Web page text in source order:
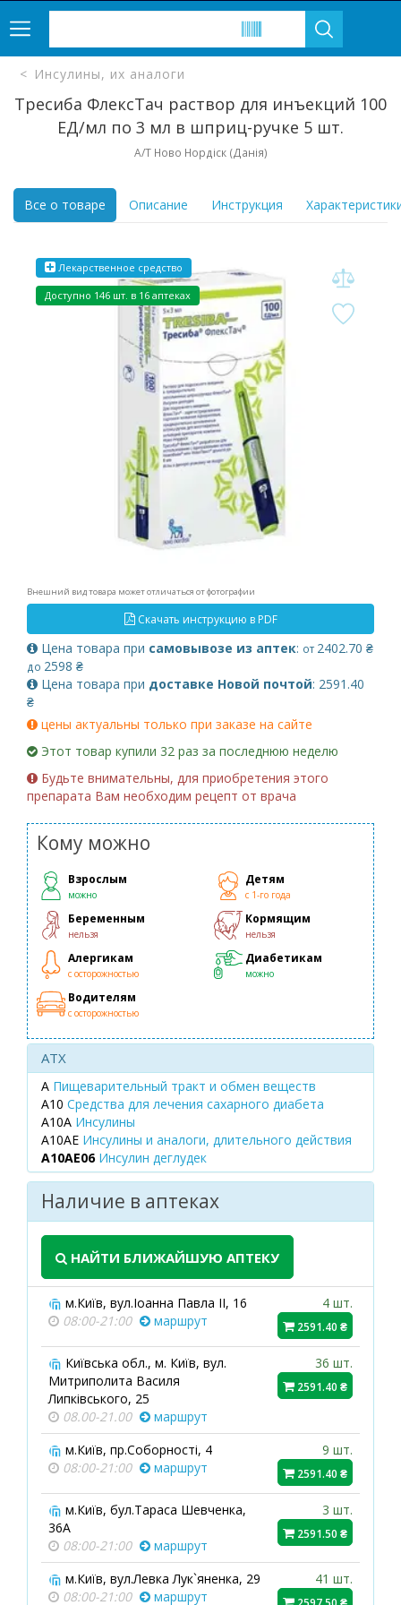
Инсулины, их аналоги
Тресиба ФлексТач раствор для инъекций 100
ЕД/мл по 3 мл в шприц-ручке 5 шт.
А/Т Ново Нордіск (Данія)
Все о товаре Описание Инструкция
Лекарственное средство
Доступно 146 шт. в 16 аптеках
Внешний вид товара может отличаться от фотографии
Скачать инструкцию в PDF
Цена товара при самовывозе из аптек: от 2402.70 ₴
до 2598 ₴
Цена товара при доставке Новой почтой: 2591.40
₴
цены актуальны только при заказе на сайте
Этот товар купили 32 раз за последнюю неделю
Будьте внимательны, для приобретения этого
препарата Вам необходим рецепт от врача
Кому можно
Взрослым
можно
Детям
с 1-го года
Беременным
нельзя
Кормящим
нельзя
Алергикам
с осторожностью
Диабетикам
можно
Водителям
с осторожностью
ATX
A Пищеварительный тракт и обмен веществ
A10 Средства для лечения сахарного диабета
A10A Инсулины
A10AE Инсулины и аналоги, длительного действия
A10AE06 Инсулин деглудек
Наличие в аптеках
НАЙТИ БЛИЖАЙШУЮ АПТЕКУ
м.Київ, вул.Іоанна Павла ІІ, 16
08:00-21:00
маршрут
4 шт.
2591.40 ₴
Київська обл., м. Київ, вул.
Митриполита Василя
Липківського, 25
08.00-21.00
маршрут
36 шт.
2591.40 ₴
м.Київ, пр.Соборності, 4
08:00-21:00
маршрут
9 шт.
2591.40 ₴
м.Київ, бул.Тараса Шевченка,
36А
08:00-21:00
маршрут
3 шт.
2591.50 ₴
м.Київ, вул.Левка Лук`яненка, 29
08:00-21:00
маршрут
41 шт.